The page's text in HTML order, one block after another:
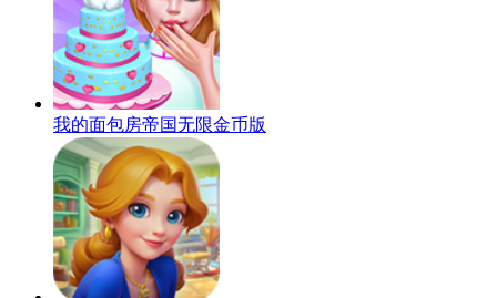
我的面包房帝国无限金币版